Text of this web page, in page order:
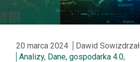
20 marca 2024
Dawid Sowizdrzał
Analizy, Dane, gospodarka 4.0,